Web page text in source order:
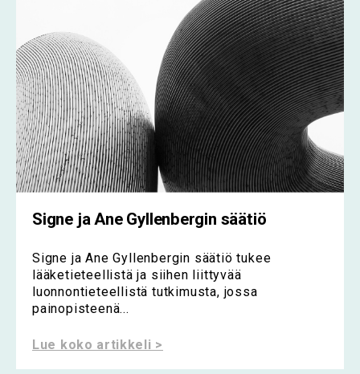
Signe ja Ane Gyllenbergin säätiö
Signe ja Ane Gyllenbergin säätiö tukee
lääketieteellistä ja siihen liittyvää
luonnontieteellistä tutkimusta, jossa
painopisteenä...
Lue koko artikkeli >